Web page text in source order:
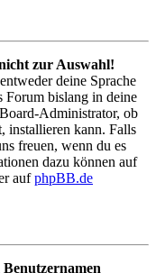
zur Auswahl!
deine Sprache
Forum bislang in deine
Administrator, ob
installieren kann. Falls
freuen, wenn du es
dazu können auf
aufphpBB.de